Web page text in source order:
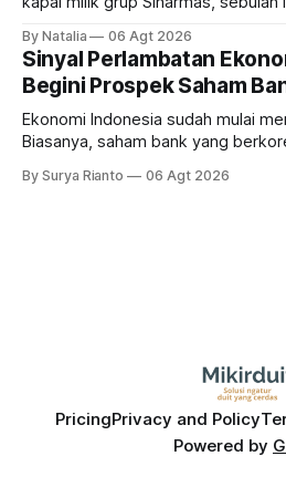
masih menarik dilirik?
By Natalia 06 Agt 2026
Sinyal Perlambatan
Begini Prospek Saham
Ekonomi Indonesia sudah mulai
Biasanya, saham bank yang
bank ke depannya?
By Surya Rianto 06 Agt 2026
PricingPrivacy and Policy
Powered by